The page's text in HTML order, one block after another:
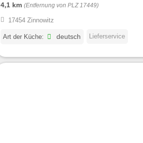
4,1 km (Entfernung von PLZ 17449)
17454 Zinnowitz
Art der Küche: deutsch Lieferservice